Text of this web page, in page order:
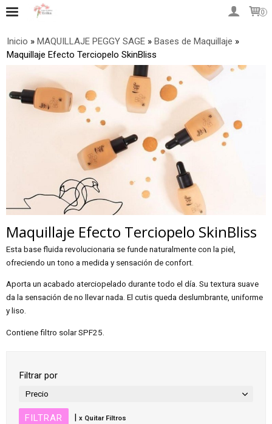
0
Inicio » MAQUILLAJE PEGGY SAGE » Bases de Maquillaje »
Maquillaje Efecto Terciopelo SkinBliss
Maquillaje Efecto Terciopelo SkinBliss
Esta base fluida revolucionaria se funde naturalmente con la piel,
ofreciendo un tono a medida y sensación de confort.
Aporta un acabado aterciopelado durante todo el día. Su textura suave
da la sensación de no llevar nada. El cutis queda deslumbrante, uniforme
y liso.
Contiene filtro solar SPF25.
Filtrar por
Precio
| x Quitar Filtros